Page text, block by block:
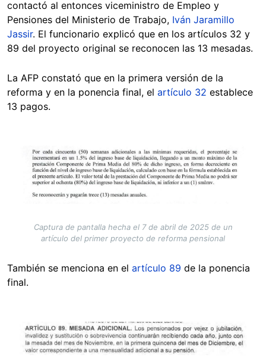
contactó al entonces viceministro de Empleo y
Pensiones del Ministerio de Trabajo, Iván Jaramillo
Jassir. El funcionario explicó que en los artículos 32 y
89 del proyecto original se reconocen las 13 mesadas.
La AFP constató que en la primera versión de la
reforma y en la ponencia final, el artículo 32 establece
13 pagos.
Image
Captura de pantalla hecha el 7 de abril de 2025 de un
artículo del primer proyecto de reforma pensional
También se menciona en el artículo 89 de la ponencia
final.
Image